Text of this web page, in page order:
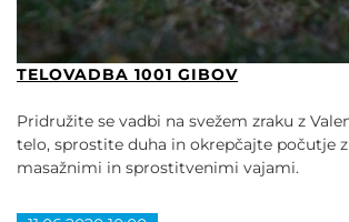
TELOVADBA 1001 GIBOV
Pridružite se vadbi na svežem zraku z
telo, sprostite duha in okrepčajte počutje
masažnimi in sprostitvenimi vajami.